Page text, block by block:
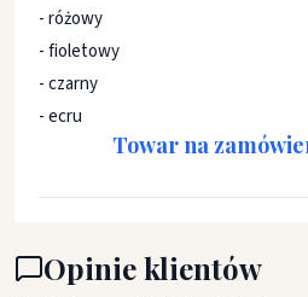
- różowy
- fioletowy
- czarny
- ecru
Towar na
Opinie klientów